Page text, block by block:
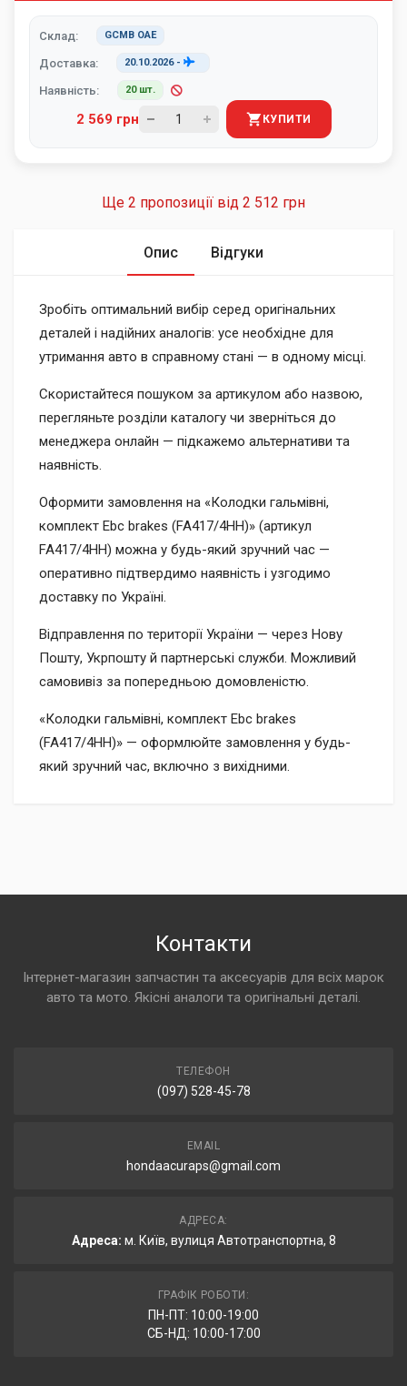
Склад: GCMB ОАЕ
Доставка: 20.10.2026-
Наявність: 20 шт.
2 569 грн КУПИТИ
Ще 2 пропозиції від 2 512 грн
Опис Відгуки
Зробіть оптимальний вибір серед оригінальних
деталей і надійних аналогів: усе необхідне для
утримання авто в справному стані — в одному місці.
Скористайтеся пошуком за артикулом або назвою,
перегляньте розділи каталогу чи зверніться до
менеджера онлайн — підкажемо альтернативи та
наявність.
Оформити замовлення на «Колодки гальмівні,
комплект Ebc brakes (FA417/4HH)» (артикул
FA417/4HH) можна у будь-який зручний час —
оперативно підтвердимо наявність і узгодимо
доставку по Україні.
Відправлення по території України — через Нову
Пошту, Укрпошту й партнерські служби. Можливий
самовивіз за попередньою домовленістю.
«Колодки гальмівні, комплект Ebc brakes
(FA417/4HH)» — оформлюйте замовлення у будь-
який зручний час, включно з вихідними.
Контакти
Інтернет-магазин запчастин та аксесуарів для всіх марок
авто та мото. Якісні аналоги та оригінальні деталі.
ТЕЛЕФОН
(097) 528-45-78
EMAIL
hondaacuraps@gmail.com
АДРЕСА:
Адреса: м. Київ, вулиця Автотранспортна, 8
ГРАФІК РОБОТИ:
ПН-ПТ: 10:00-19:00
СБ-НД: 10:00-17:00